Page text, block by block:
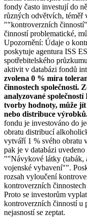
fondy často investují do
různých odvětvích, téměř
""kontroverzních
činností problematické,
Upozornění: Údaje o
poskytuje agentura ISS
spotřebitelského
aktivit v databázi fondů
zvolena 0 % míra
činnostech společnosti.
analyzované
tvorby hodnoty, může
nebo distribuce
fondu je investováno do
obratu distribucí
vytváří 1 % svého obratu
pak je v databázi
""Návykové látky (tabák,
vojenské vybavení"".
rozsah vyloučení
kontroverzních
Proto se investorům
kontroverzních činností u
nejasností se zeptat.